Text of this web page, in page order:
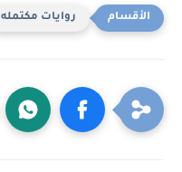
روايات مكتمله